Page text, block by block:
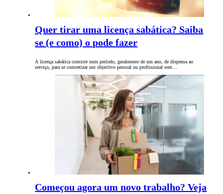
Quer tirar uma licença sabática? Saiba
se (e como) o pode fazer
A licença sabática consiste num período, geralmente de um ano, de dispensa ao
serviço, para se concretizar um objectivo pessoal ou profissional sem…
Começou agora um novo trabalho? Veja